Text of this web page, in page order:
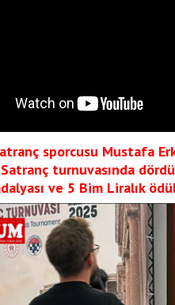
sporcusu Mustafa
turnuvasında
ve 5 Bim Liralık